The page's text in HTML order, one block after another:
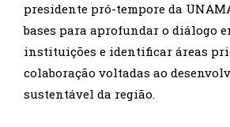
presidente pró-tempore da
bases para aprofundar o diálogo
instituições e identificar áreas
colaboração voltadas ao
sustentável da região.